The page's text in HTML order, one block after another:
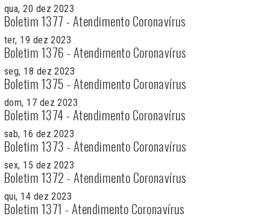
qua, 20 dez 2023
Boletim 1377 - Atendimento Coronavírus
ter, 19 dez 2023
Boletim 1376 - Atendimento Coronavírus
seg, 18 dez 2023
Boletim 1375 - Atendimento Coronavírus
dom, 17 dez 2023
Boletim 1374 - Atendimento Coronavírus
sab, 16 dez 2023
Boletim 1373 - Atendimento Coronavírus
sex, 15 dez 2023
Boletim 1372 - Atendimento Coronavírus
qui, 14 dez 2023
Boletim 1371 - Atendimento Coronavírus